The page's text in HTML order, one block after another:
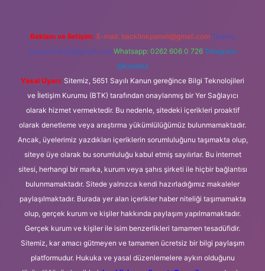
Reklam ve İletişim: E-mail: backlinkpaneli@gmail.com Teams:
forumhizmeti@gmail.com Whatsapp: 0262 606 0 726 Telegram:
@karabul
Yasal Uyarı: Sitemiz, 5651 Sayılı Kanun gereğince Bilgi Teknolojileri
ve İletişim Kurumu (BTK) tarafından onaylanmış bir Yer Sağlayıcı
olarak hizmet vermektedir. Bu nedenle, sitedeki içerikleri proaktif
olarak denetleme veya araştırma yükümlülüğümüz bulunmamaktadır.
Ancak, üyelerimiz yazdıkları içeriklerin sorumluluğunu taşımakta olup,
siteye üye olarak bu sorumluluğu kabul etmiş sayılırlar. Bu internet
sitesi, herhangi bir marka, kurum veya şahıs şirketi ile hiçbir bağlantısı
bulunmamaktadır. Sitede yalnızca kendi hazırladığımız makaleler
paylaşılmaktadır. Burada yer alan içerikler haber niteliği taşımamakta
olup, gerçek kurum ve kişiler hakkında paylaşım yapılmamaktadır.
Gerçek kurum ve kişiler ile isim benzerlikleri tamamen tesadüfidir.
Sitemiz, kar amacı gütmeyen ve tamamen ücretsiz bir bilgi paylaşım
platformudur. Hukuka ve yasal düzenlemelere aykırı olduğunu